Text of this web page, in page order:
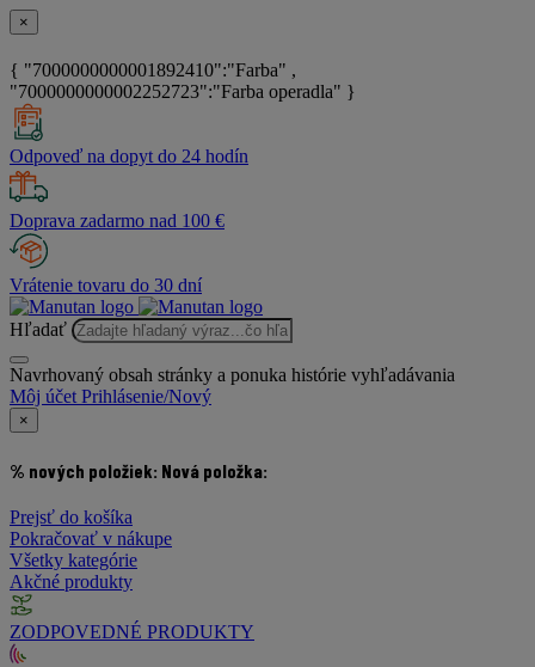
×
{ "7000000000001892410":"Farba" ,
"7000000000002252723":"Farba operadla" }
Odpoveď na dopyt do 24 hodín
Doprava zadarmo nad 100 €
Vrátenie tovaru do 30 dní
Hľadať
Navrhovaný obsah stránky a ponuka histórie vyhľadávania
Môj účet Prihlásenie/Nový
×
% nových položiek: Nová položka:
Prejsť do košíka
Pokračovať v nákupe
Všetky kategórie
Akčné produkty
ZODPOVEDNÉ PRODUKTY